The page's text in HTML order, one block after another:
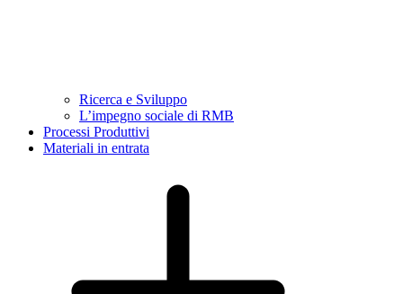
Ricerca e Sviluppo
L’impegno sociale di RMB
Processi Produttivi
Materiali in entrata